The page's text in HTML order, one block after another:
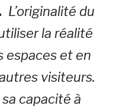
L’originalité du
la réalité
espaces et en
visiteurs.
capacité à